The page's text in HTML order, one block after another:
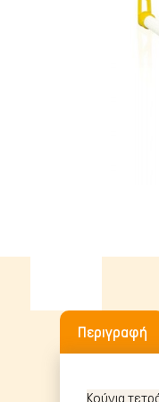
Περιγραφή
Κούνια